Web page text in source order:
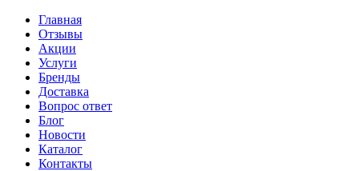
Главная
Отзывы
Акции
Услуги
Бренды
Доставка
Вопрос ответ
Блог
Новости
Каталог
Контакты